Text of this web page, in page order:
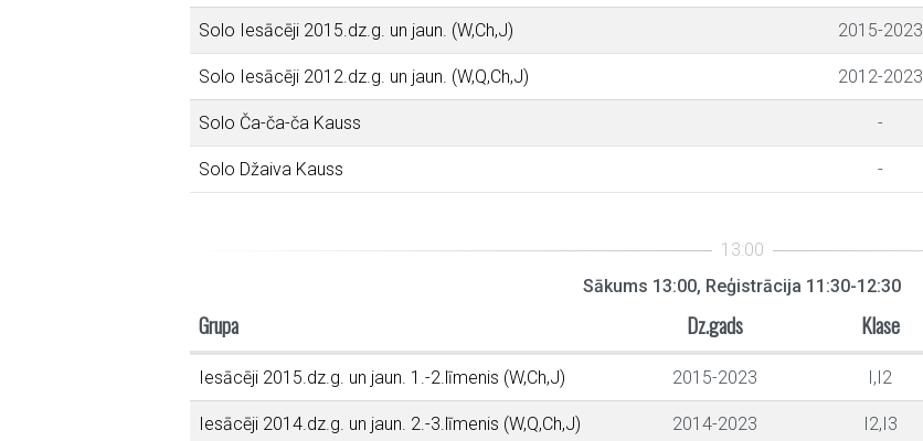
Solo Iesācēji 2015.dz.g. un jaun. (W,Ch,J) 2015-2023
Solo Iesācēji 2012.dz.g. un jaun. (W,Q,Ch,J) 2012-2023
Solo Ča-ča-ča Kauss -
Solo Džaiva Kauss -
Sākums 13:00, Reģistrācija 11:30-12:30
Grupa Dz.gads Klase
Iesācēji 2015.dz.g. un jaun. 1.-2.līmenis (W,Ch,J) 2015-2023 I,I2
Iesācēji 2014.dz.g. un jaun. 2.-3.līmenis (W,Q,Ch,J) 2014-2023 I2,I3